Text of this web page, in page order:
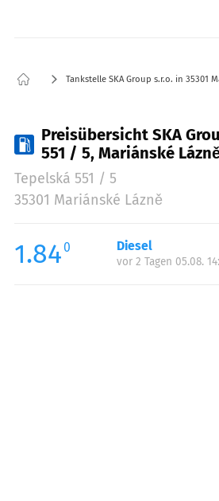
Tankstelle SKA Group s.r.o. in 35301
Preisübersicht SKA
551 / 5, Mariánské
Tepelská 551 / 5
35301 Mariánské Lázně
1.840 Diesel
vor 2 Tagen 05.08.